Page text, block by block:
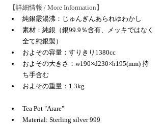
【詳細情報 / More Information】
純銀霰湯沸：じゅんぎんあられゆわかし
素材：純銀（銀99.9％含有、メッキではなく
全て純銀製）
およその容量：すりきり1380cc
およその大きさ：w190×d230×h195(mm) 持
ち手含む
およその重量：1.3kg
Tea Pot "Arare"
Material: Sterling silver 999